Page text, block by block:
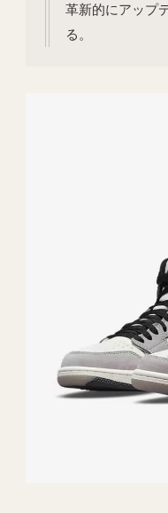
革新的にアップ
る。